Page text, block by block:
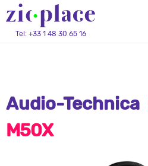
Tel: +33 1 48 30 65 16
Audio-Technica
M50X